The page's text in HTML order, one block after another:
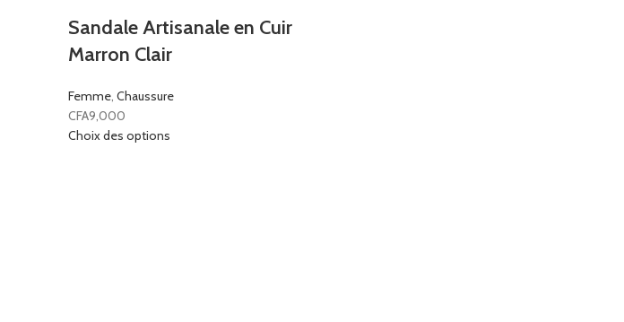
Sandale Artisanale en Cuir
Marron Clair
Femme, Chaussure
CFA9,000
Choix des options